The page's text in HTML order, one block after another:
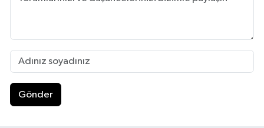
Gönder